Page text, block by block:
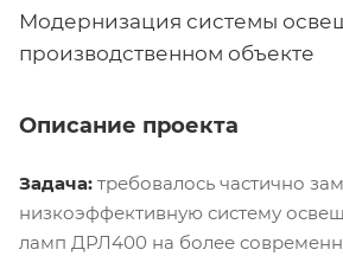
Модернизация системы
производственном объекте
Описание проекта
Задача: требовалось частично
низкоэффективную систему
ламп ДРЛ400 на более